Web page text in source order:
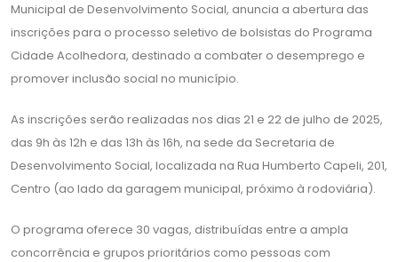
Municipal de Desenvolvimento Social, anuncia a abertura das
inscrições para o processo seletivo de bolsistas do Programa
Cidade Acolhedora, destinado a combater o desemprego e
promover inclusão social no município.
As inscrições serão realizadas nos dias 21 e 22 de julho de 2025,
das 9h às 12h e das 13h às 16h, na sede da Secretaria de
Desenvolvimento Social, localizada na Rua Humberto Capeli, 201,
Centro (ao lado da garagem municipal, próximo à rodoviária).
O programa oferece 30 vagas, distribuídas entre a ampla
concorrência e grupos prioritários como pessoas com